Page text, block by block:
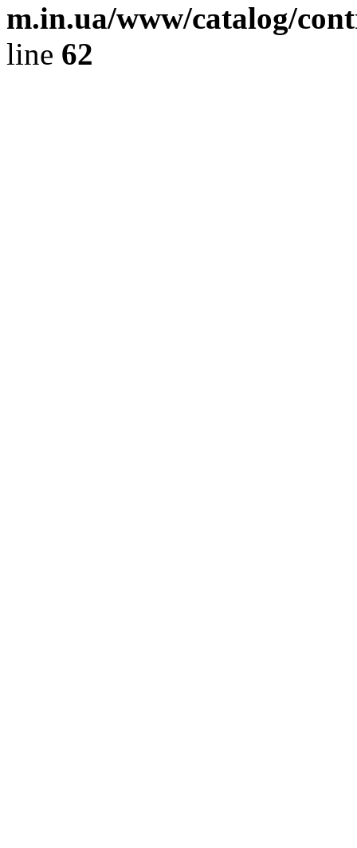
m.in.ua/www/catalog/
line 62